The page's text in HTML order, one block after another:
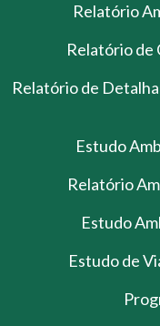
Relatório
Relatório de
Relatório de
Estudo
Relatório
Estudo
Estudo de